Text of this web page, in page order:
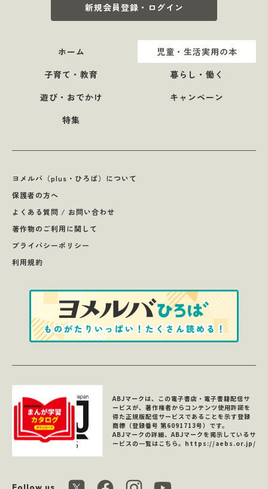
新規会員登録・ログイン
ホーム
児童・生活実用の本
子育て・教育
暮らし・働く
遊び・おでかけ
キャンペーン
特集
ヨメルバ（plus・ひろば）について
保護者の方へ
よくある質問 / お問い合わせ
著作物のご利用に関して
プライバシーポリシー
利用規約
ABJマークは、この電子書店・電子書籍配信サ
ービスが、著作権者からコンテンツ使用許諾を
得た正規版配信サービスであることを示す登録
商標（登録番号 第6091713号）です。
ABJマークの詳細、ABJマークを掲示しているサ
ービスの一覧はこちら。 https://aebs.or.jp/